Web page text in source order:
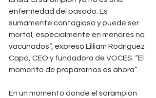
enfermedad del pasado. Es
sumamente contagioso y puede ser
mortal, especialmente en menores no
vacunados”, expresó Lilliam Rodríguez
Capó, CEO y fundadora de VOCES. “El
momento de prepararnos es ahora”.
En un momento donde el sarampión